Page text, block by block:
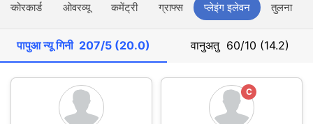
स्कोरकार्ड ओवरव्यू कमेंट्री ग्राफ्स प्लेइंग इलेवन तुलना
पापुआ न्यू गिनी 207/5 (20.0) वानुअतु 60/10 (14.2)
C